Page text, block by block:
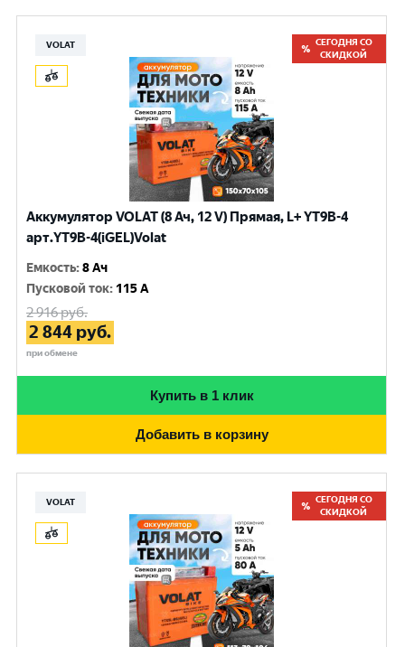
VOLAT
СЕГОДНЯ СО
СКИДКОЙ
Аккумулятор VOLAT (8 Ач, 12 V) Прямая, L+ YT9B-4
арт.YT9B-4(iGEL)Volat
Емкость:8 Ач
Пусковой ток: 115 A
2 916руб.
2 844 руб.
при обмене
Купить в 1 клик
Добавить в корзину
VOLAT
СЕГОДНЯ СО
СКИДКОЙ